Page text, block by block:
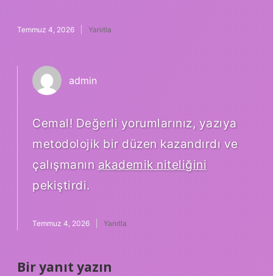
Temmuz 4, 2026 Yanıtla
admin
Cemal! Değerli yorumlarınız, yazıya
metodolojik bir düzen kazandırdı ve
çalışmanın akademik niteliğini
pekiştirdi.
Temmuz 4, 2026 Yanıtla
Bir yanıt yazın